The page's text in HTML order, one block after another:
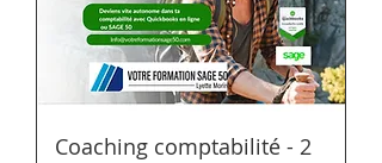
Coaching comptabilité - 2